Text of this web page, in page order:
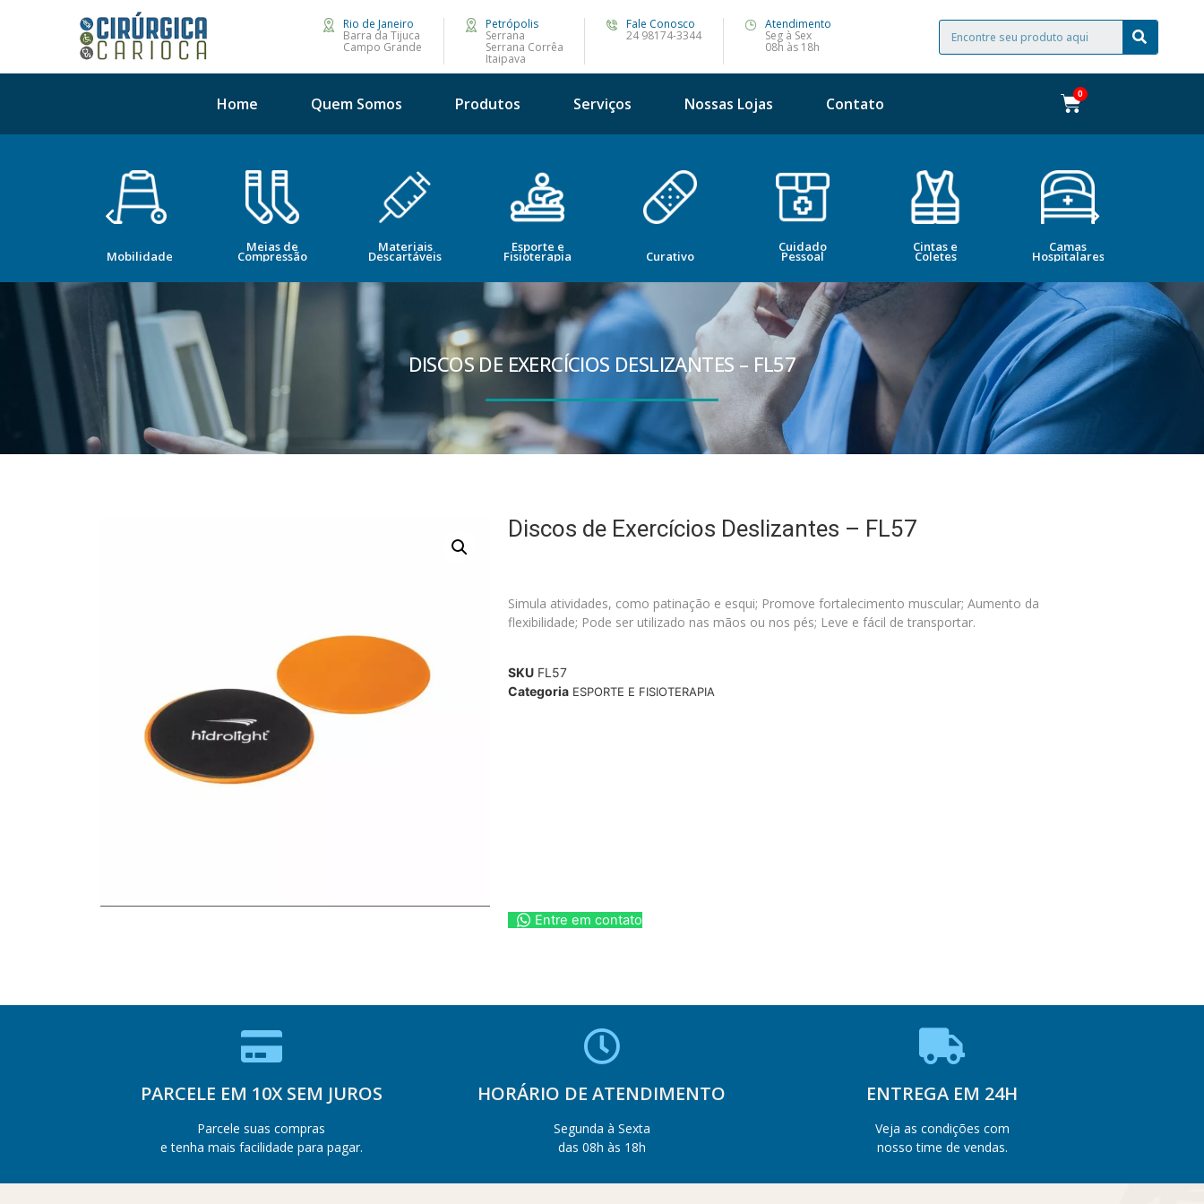
Rio de Janeiro
Barra da Tijuca
Campo Grande
Petrópolis
Serrana
Serrana Corrêa
Itaipava
Fale Conosco
24 98174-3344
Atendimento
Seg à Sex
08h às 18h
Home Quem Somos Produtos Serviços Nossas Lojas Contato
Mobilidade
Meias de
Compressão
Materiais
Descartáveis
Esporte e
Fisioterapia Curativo
Cuidado
Pessoal
Cintas e
Coletes
Camas
Hospitalares
DISCOS DE EXERCÍCIOS DESLIZANTES – FL57
Discos de Exercícios Deslizantes – FL57
Simula atividades, como patinação e esqui; Promove fortalecimento muscular; Aumento da
flexibilidade; Pode ser utilizado nas mãos ou nos pés; Leve e fácil de transportar.
SKU FL57
Categoria ESPORTE E FISIOTERAPIA
Entre em contato
PARCELE EM 10X SEM JUROS
Parcele suas compras
e tenha mais facilidade para pagar.
HORÁRIO DE ATENDIMENTO
Segunda à Sexta
das 08h às 18h
ENTREGA EM 24H
Veja as condições com
nosso time de vendas.